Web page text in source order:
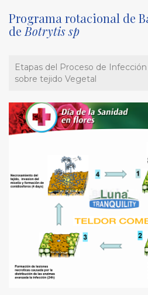
Programa rotacional de
de Botrytis sp
Etapas del Proceso de
sobre tejido Vegetal